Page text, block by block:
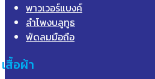
พาวเวอร์แบงค์
ลำโพงบลูทูธ
พัดลมมือถือ
เสื้อผ้า